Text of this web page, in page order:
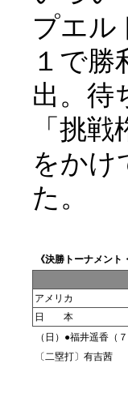
プエル
１で勝
出。待
「挑
をかけ
た。
《決勝トーナメント
アメリカ
日 本
（日）●福井遥香（
〔二塁打〕有吉茜